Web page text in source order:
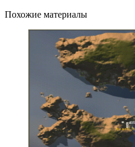
Похожие материалы